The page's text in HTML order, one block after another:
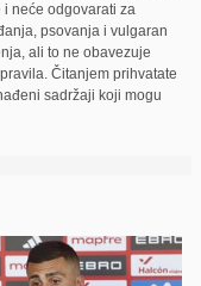
i neće odgovarati za
psovanja i vulgaran
ali to ne obavezuje
Čitanjem prihvatate
sadržaji koji mogu